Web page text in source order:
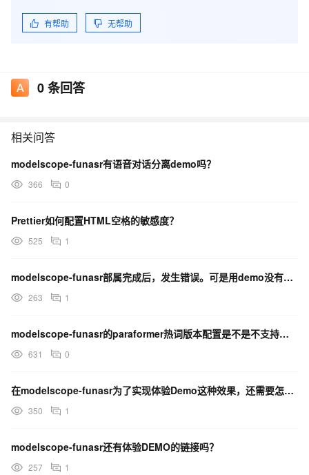
有帮助 无帮助
0条回答
相关问答
modelscope-funasr有语音对话分离demo吗？
366 0
Prettier如何配置HTML空格的敏感度？
525 1
modelscope-funasr部属完成后，发生错误。可是用demo没有问题。该怎么设置？
263 1
modelscope-funasr的paraformer热词版本配置是不是不支持添加权重？
631 0
在modelscope-funasr为了实现体验Demo这种效果，还需要怎样修改py文件？
350 1
modelscope-funasr还有体验DEMO的链接吗？
257 1